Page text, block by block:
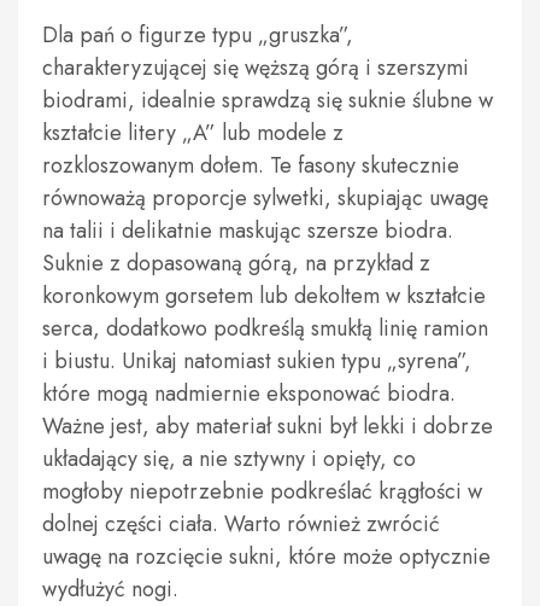
Dla pań o figurze typu „gruszka”,
charakteryzującej się węższą górą i szerszymi
biodrami, idealnie sprawdzą się suknie ślubne w
kształcie litery „A” lub modele z
rozkloszowanym dołem. Te fasony skutecznie
równoważą proporcje sylwetki, skupiając uwagę
na talii i delikatnie maskując szersze biodra.
Suknie z dopasowaną górą, na przykład z
koronkowym gorsetem lub dekoltem w kształcie
serca, dodatkowo podkreślą smukłą linię ramion
i biustu. Unikaj natomiast sukien typu „syrena”,
które mogą nadmiernie eksponować biodra.
Ważne jest, aby materiał sukni był lekki i dobrze
układający się, a nie sztywny i opięty, co
mogłoby niepotrzebnie podkreślać krągłości w
dolnej części ciała. Warto również zwrócić
uwagę na rozcięcie sukni, które może optycznie
wydłużyć nogi.